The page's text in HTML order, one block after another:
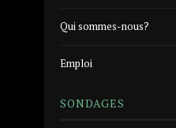
Qui sommes-nous?
Emploi
SONDAGES